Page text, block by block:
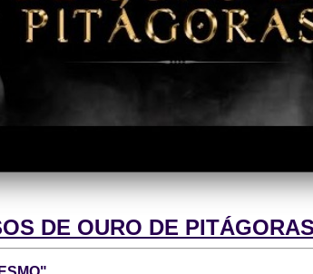
DE OURO DE